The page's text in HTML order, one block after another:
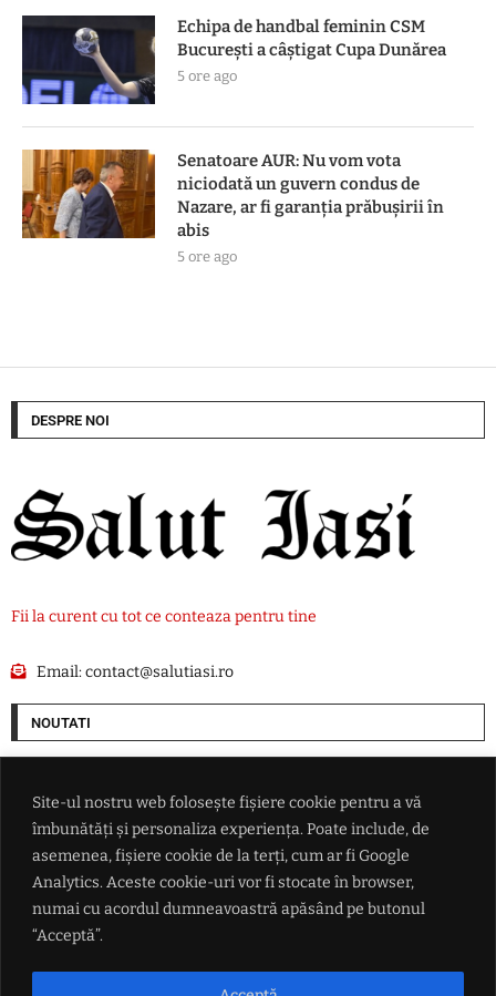
Site-ul nostru web folosește fișiere cookie pentru a vă
îmbunătăți și personaliza experiența. Poate include, de
asemenea, fișiere cookie de la terți, cum ar fi Google
Analytics. Aceste cookie-uri vor fi stocate în browser,
numai cu acordul dumneavoastră apăsând pe butonul
“Acceptă”.
Echipa de handbal feminin CSM
Bucureşti a câştigat Cupa Dunărea
5 ore ago
Senatoare AUR: Nu vom vota
niciodată un guvern condus de
Nazare, ar fi garanția prăbușirii în
abis
5 ore ago
DESPRE NOI
Fii la curent cu tot ce conteaza pentru tine
Email:contact@salutiasi.ro
NOUTATI
are legături cu Donald Trump începe goana după petrolul de sub gheață
Ce i-a promis Aleksandar Vučić lui Zelenski în fața întregii lumi, dar și
ce refuză categoric
Conflictul din Marea Neagră scapă de sub control: măsura radicală